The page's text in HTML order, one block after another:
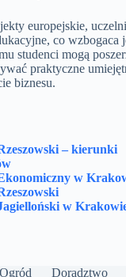
europejskie,
co wzbogaca
studenci mogą
praktyczne
biznesu.
– kierunki
w
w
Doradztwo